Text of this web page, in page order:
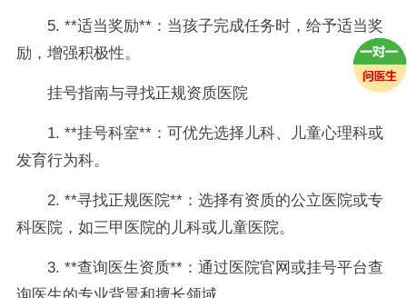
5. **适当奖励**：当孩子完成任务时，给予适当奖
励，增强积极性。
挂号指南与寻找正规资质医院
1. **挂号科室**：可优先选择儿科、儿童心理科或
发育行为科。
2. **寻找正规医院**：选择有资质的公立医院或专
科医院，如三甲医院的儿科或儿童医院。
3. **查询医生资质**：通过医院官网或挂号平台查
询医生的专业背景和擅长领域。